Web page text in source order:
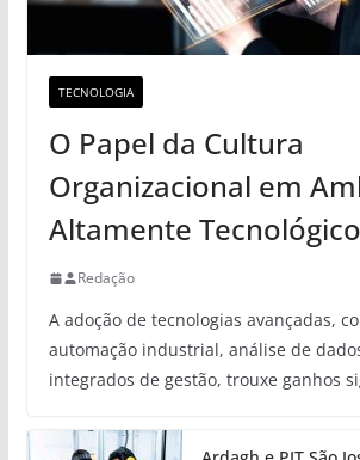
TECNOLOGIA
O Papel da Cultura
Organizacional em
Altamente
Redação
A adoção de tecnologias avançadas,
automação industrial, análise de
integrados de gestão, trouxe ganhos